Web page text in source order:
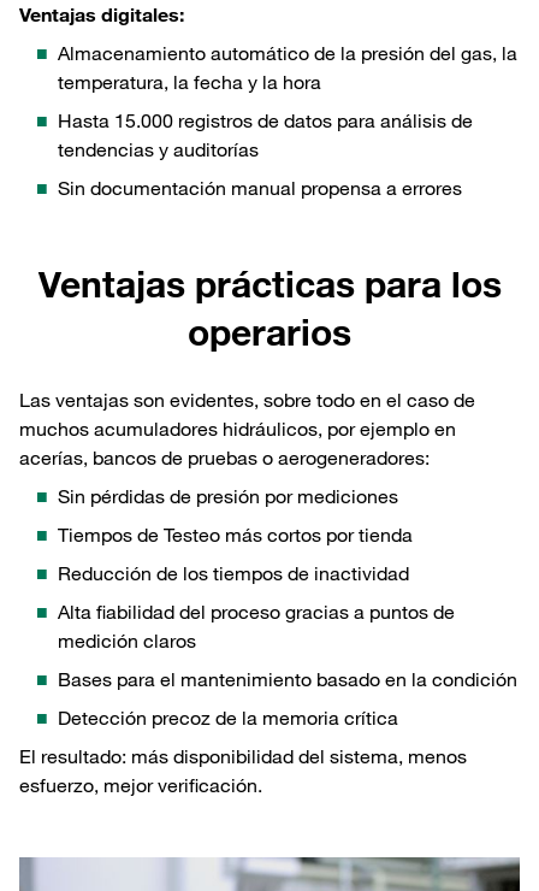
Ventajas digitales:
Almacenamiento automático de la presión del gas, la
temperatura, la fecha y la hora
Hasta 15.000 registros de datos para análisis de
tendencias y auditorías
Sin documentación manual propensa a errores
Ventajas prácticas para los
operarios
Las ventajas son evidentes, sobre todo en el caso de
muchos acumuladores hidráulicos, por ejemplo en
acerías, bancos de pruebas o aerogeneradores:
Sin pérdidas de presión por mediciones
Tiempos de Testeo más cortos por tienda
Reducción de los tiempos de inactividad
Alta fiabilidad del proceso gracias a puntos de
medición claros
Bases para el mantenimiento basado en la condición
Detección precoz de la memoria crítica
El resultado: más disponibilidad del sistema, menos
esfuerzo, mejor verificación.